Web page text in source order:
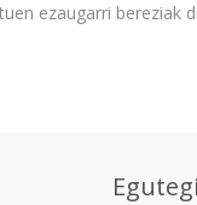
ezaugarri bereziak